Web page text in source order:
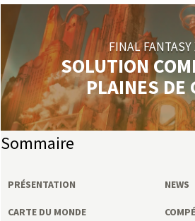
F
a
n
FINAL FANTASY
SOLUTION
PLAINES DE
Sommaire
PRÉSENTATION NEWS
CARTE DU MONDE